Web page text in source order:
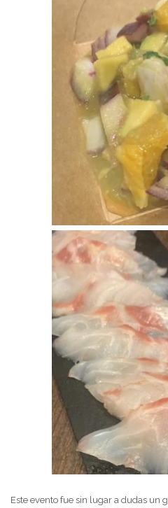
Este evento fue sin lugar a dudas un